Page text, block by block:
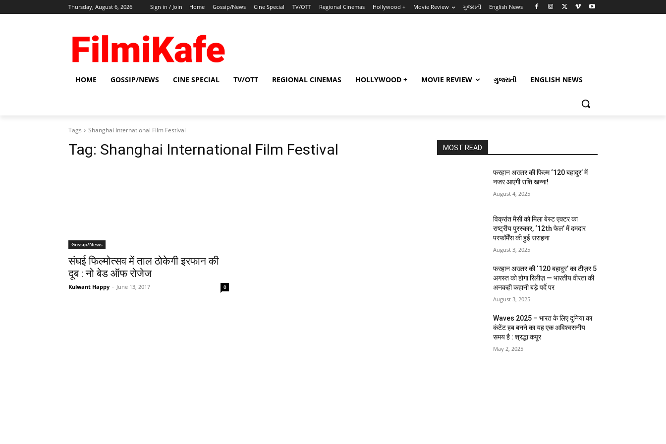
Thursday, August 6, 2026 Sign in / Join Home Gossip/News Cine Special TV/OTT Regional Cinemas Hollywood + Movie Review ગુજરાતી English News
HOME GOSSIP/NEWS CINE SPECIAL TV/OTT REGIONAL CINEMAS HOLLYWOOD + MOVIE REVIEW ગુજરાતી ENGLISH NEWS
Tags Shanghai International Film Festival
Tag: Shanghai International Film Festival
Gossip/News
संघई फिल्‍मोत्‍सव में ताल ठोकेगी इरफान की
दूब : नो बेड ऑफ रोजेज
Kulwant Happy - June 13, 2017 0
MOST READ
फरहान अख्तर की फिल्म ‘120 बहादुर’ में
नजर आएंगी राशि खन्ना!
August 4, 2025
विक्रांत मैसी को मिला बेस्ट एक्टर का
राष्ट्रीय पुरस्कार, ‘12th फेल’ में दमदार
परफॉर्मेंस की हुई सराहना
August 3, 2025
फरहान अख्तर की ‘120 बहादुर’ का टीज़र 5
अगस्त को होगा रिलीज़ — भारतीय वीरता की
अनकही कहानी बड़े पर्दे पर
August 3, 2025
Waves 2025 – भारत के लिए दुनिया का
कंटेंट हब बनने का यह एक अविश्वसनीय
समय है : श्रद्धा कपूर
May 2, 2025